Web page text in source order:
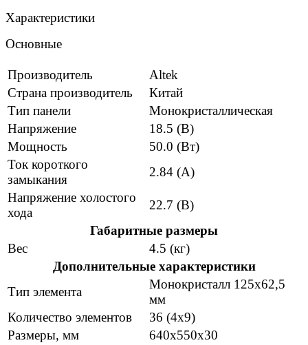
Характеристики
Основные
Производитель
Altek
Страна производитель
Китай
Тип панели
Монокристаллическая
Напряжение
18.5 (В)
Мощность
50.0 (Вт)
Ток короткого
замыкания
2.84 (А)
Напряжение холостого
хода
22.7 (В)
Габаритные размеры
Вес
4.5 (кг)
Дополнительные характеристики
Тип элемента
Монокристалл 125х62,5
мм
Количество элементов
36 (4х9)
Размеры, мм
640х550х30